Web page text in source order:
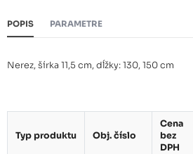
POPIS PARAMETRE
Nerez, šírka 11,5 cm, dĺžky: 130, 150 cm
Typ produktu Obj. číslo
Cena
bez
DPH